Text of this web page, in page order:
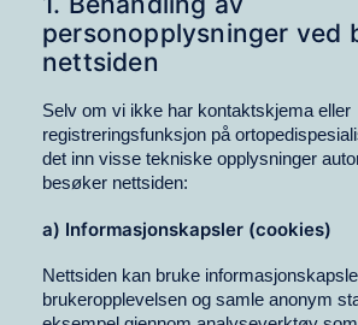
personopplysninger ved
nettsiden
Selv om vi ikke har kontaktskjema eller
registreringsfunksjon på
det inn visse tekniske opplysninger
besøker nettsiden:
a) Informasjonskapsler (cookies)
Nettsiden kan bruke
brukeropplevelsen og samle anonym